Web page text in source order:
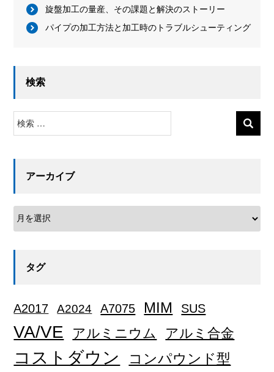
旋盤加工の量産、その課題と解決のストーリー
パイプの加工方法と加工時のトラブルシューティング
検索
索
アーカイブ
タグ
A2017 A2024 A7075 MIM SUS
VA/VE アルミニウム アルミ合金
コストダウン コンパウンド型